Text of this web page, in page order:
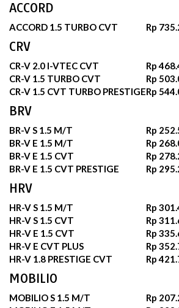
ACCORD
ACCORD 1.5 TURBO CVT Rp
CRV
CR-V 2.0 I-VTEC CVT
Rp
CR-V 1.5 TURBO CVT
Rp
CR-V 1.5 CVT TURBO PRESTIGERp
BRV
BR-V S 1.5 M/T
Rp
BR-V E 1.5 M/T
Rp
BR-V E 1.5 CVT
Rp
BR-V E 1.5 CVT PRESTIGE
Rp
HRV
HR-V S 1.5 M/T
Rp
HR-V S 1.5 CVT
Rp
HR-V E 1.5 CVT
Rp
HR-V E CVT PLUS
Rp
HR-V 1.8 PRESTIGE CVT
Rp
MOBILIO
MOBILIO S 1.5 M/T
Rp